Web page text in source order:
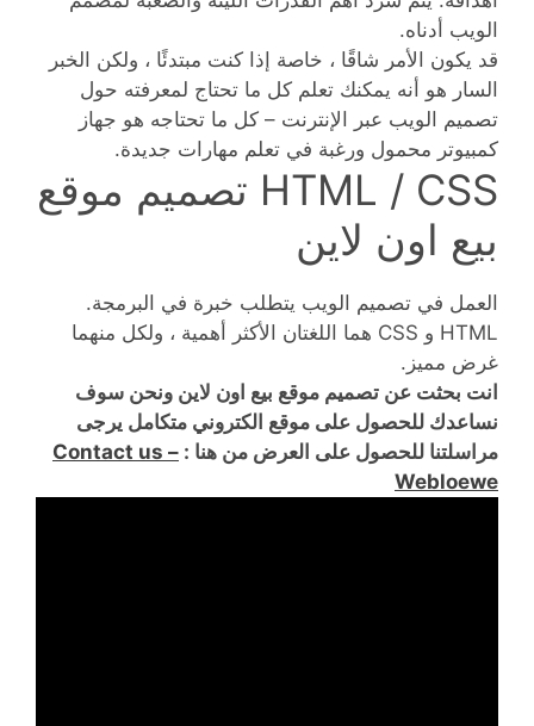
الويب أدناه.
قد يكون الأمر شاقًا ، خاصة إذا كنت مبتدئًا ، ولكن الخبر
السار هو أنه يمكنك تعلم كل ما تحتاج لمعرفته حول
تصميم الويب عبر الإنترنت – كل ما تحتاجه هو جهاز
كمبيوتر محمول ورغبة في تعلم مهارات جديدة.
HTML / CSS تصميم موقع
بيع اون لاين
العمل في تصميم الويب يتطلب خبرة في البرمجة.
HTML و CSS هما اللغتان الأكثر أهمية ، ولكل منهما
غرض مميز.
انت بحثت عن تصميم موقع بيع اون لاين ونحن سوف
نساعدك للحصول على موقع الكتروني متكامل يرجى
مراسلتنا للحصول على العرض من هنا : Contact us –
Webloewe